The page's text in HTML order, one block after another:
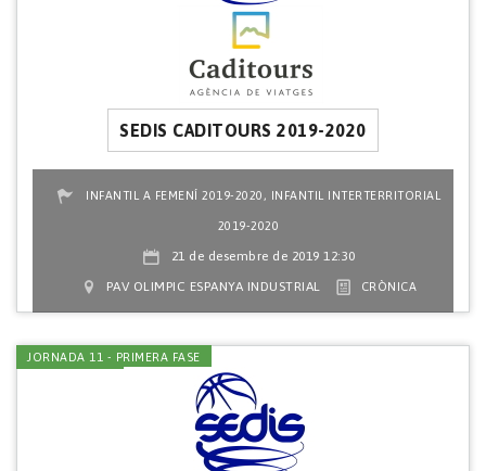
SEDIS CADITOURS 2019-2020
INFANTIL A FEMENÍ 2019-2020 , INFANTIL INTERTERRITORIAL
2019-2020
21 de desembre de 2019 12:30
PAV OLIMPIC ESPANYA INDUSTRIAL
CRÒNICA
JORNADA 11 - PRIMERA FASE